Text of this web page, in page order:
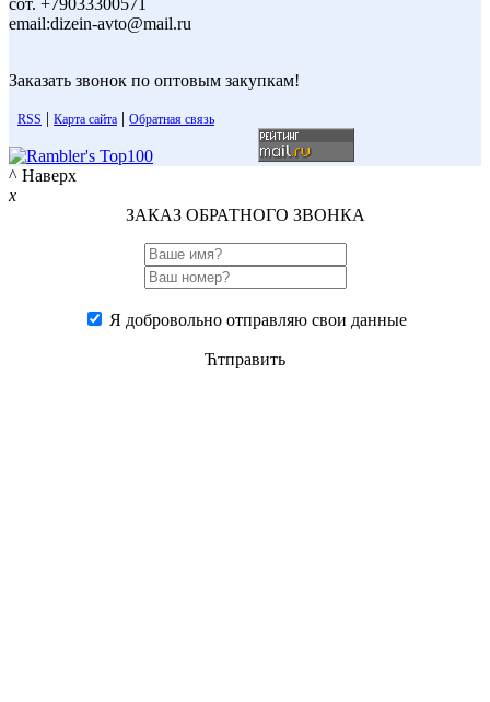
email:dizein-avto@mail.ru
Заказать звонок по оптовым закупкам!
RSS | Карта сайта | Обратная связь
^ Наверх
x
ЗАКАЗ ОБРАТНОГО ЗВОНКА
Я добровольно отправляю свои данные
Ћтправить